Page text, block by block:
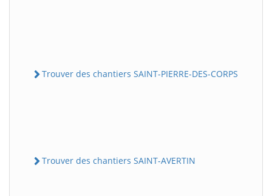
Trouver des chantiers SAINT-PIERRE-DES-CORPS
Trouver des chantiers SAINT-AVERTIN